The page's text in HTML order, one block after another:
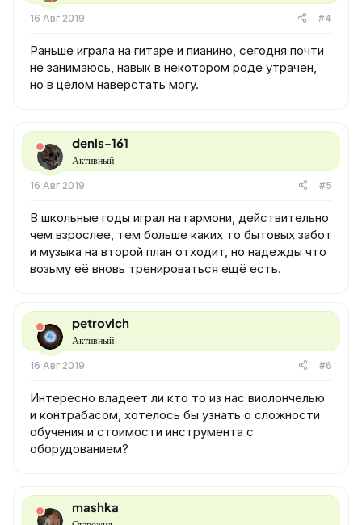
16 Авг 2019 #4
Раньше играла на гитаре и пианино, сегодня почти
не занимаюсь, навык в некотором роде утрачен,
но в целом наверстать могу.
denis-161
Активный
16 Авг 2019 #5
В школьные годы играл на гармони, действительно
чем взрослее, тем больше каких то бытовых забот
и музыка на второй план отходит, но надежды что
возьму её вновь тренироваться ещё есть.
petrovich
Активный
16 Авг 2019 #6
Интересно владеет ли кто то из нас виолончелью
и контрабасом, хотелось бы узнать о сложности
обучения и стоимости инструмента с
оборудованием?
mashka